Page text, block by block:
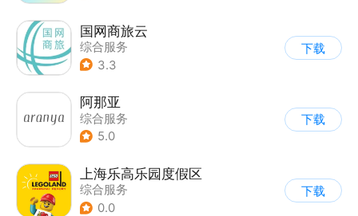
国网商旅云
综合服务
3.3
下载
阿那亚
综合服务
5.0
下载
上海乐高乐园度假区
综合服务
0.0
下载